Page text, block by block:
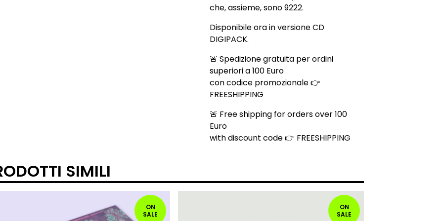
che, assieme, sono 9222.
Disponibile ora in versione CD
DIGIPACK.
🚨 Spedizione gratuita per ordini
superiori a 100 Euro
con codice promozionale 👉
FREESHIPPING
🚨 Free shipping for orders over 100
Euro
with discount code 👉 FREESHIPPING
SIMILI
ON
SALE
ON
SALE